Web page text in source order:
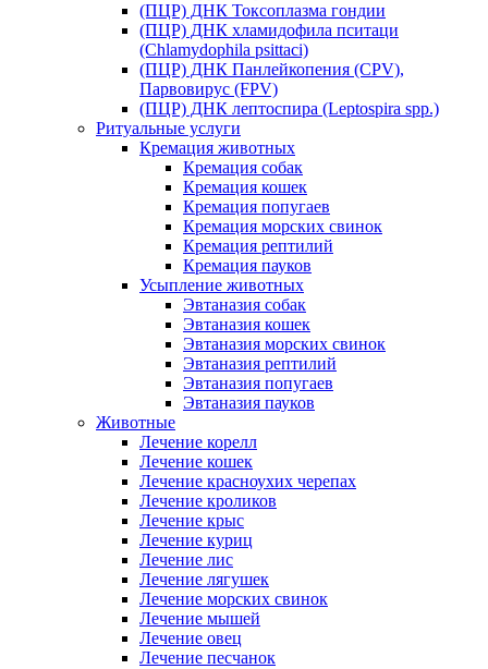
(ПЦР) ДНК Токсоплазма гондии
(ПЦР) ДНК хламидофила пситаци
(Chlamydophila psittaci)
(ПЦР) ДНК Панлейкопения (CPV),
Парвовирус (FPV)
(ПЦР) ДНК лептоспира (Leptospira spp.)
Ритуальные услуги
Кремация животных
Кремация собак
Кремация кошек
Кремация попугаев
Кремация морских свинок
Кремация рептилий
Кремация пауков
Усыпление животных
Эвтаназия собак
Эвтаназия кошек
Эвтаназия морских свинок
Эвтаназия рептилий
Эвтаназия попугаев
Эвтаназия пауков
Животные
Лечение корелл
Лечение кошек
Лечение красноухих черепах
Лечение кроликов
Лечение крыс
Лечение куриц
Лечение лис
Лечение лягушек
Лечение морских свинок
Лечение мышей
Лечение овец
Лечение песчанок